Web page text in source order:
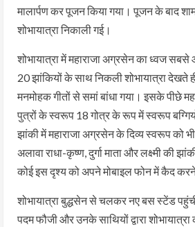
मालार्पण कर पूजन किया गया। पूजन के बाद
शोभायात्रा निकाली गई।
शोभायात्रा में महाराजा अग्रसेन का ध्वज
20 झांकियों के साथ निकली शोभायात्रा देखते
मनमोहक गीतों से समां बांधा गया। इसके पीछे
पुत्रों के स्वरूप 18 गोत्र के रूप में स्वरूप
झांकी में महाराजा अग्रसेन के दिव्य स्वरूप को
अलावा राधा-कृष्ण, दुर्गा माता और लक्ष्मी की
कोई इस दृश्य को अपने मोबाइल फोन में कैद
शोभायात्रा बुद्धसेन से चलकर नए बस स्टेंड
पदम फौजी और उनके साथियों द्वारा शोभायात्रा